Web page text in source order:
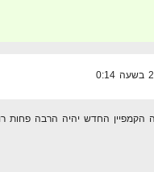
החדש יהיה הרבה פחות